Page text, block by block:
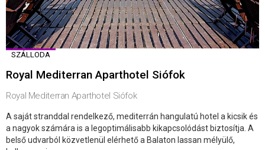
SZÁLLODA
Royal Mediterran Aparthotel Siófok
Royal Mediterran Aparthotel Siófok
A saját stranddal rendelkező, mediterrán hangulatú hotel a kicsik és
a nagyok számára is a legoptimálisabb kikapcsolódást biztosítja. A
belső udvarból közvetlenül elérhető a Balaton lassan mélyülő,